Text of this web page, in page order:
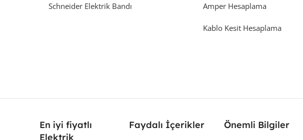
Schneider Elektrik Bandı Amper Hesaplama
Kablo Kesit Hesaplama
En iyi fiyatlı
Elektrik
Faydalı İçerikler Önemli Bilgiler